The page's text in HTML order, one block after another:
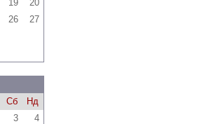
19
20
26
27
Сб
Нд
3
4